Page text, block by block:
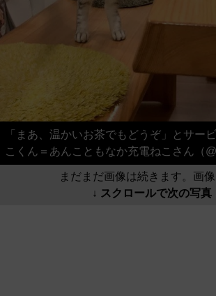
「まあ、温かいお茶でもどうぞ」とサー
こくん＝あんこともなか充電ねこさん（
まだまだ画像は続きます。画像
↓ スクロールで次の写真